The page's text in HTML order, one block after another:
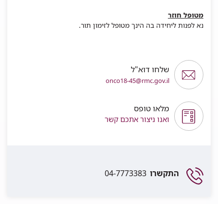
מטופל חוזר
נא לפנות ליחידה בה הינך מטופל לזימון תור.
שלחו דוא"ל
onco18-45@rmc.gov.il
מלאו טופס
ואנו ניצור אתכם קשר
התקשרו 04-7773383